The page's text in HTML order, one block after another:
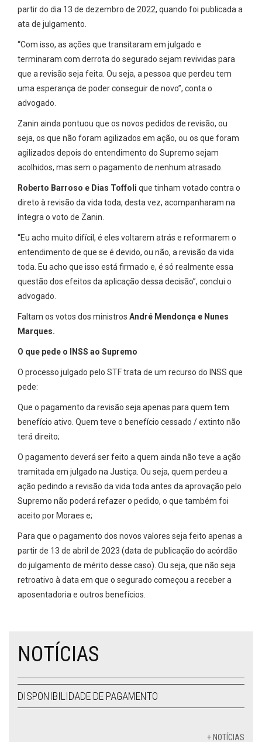
partir do dia 13 de dezembro de 2022, quando foi publicada a
ata de julgamento.
“Com isso, as ações que transitaram em julgado e
terminaram com derrota do segurado sejam revividas para
que a revisão seja feita. Ou seja, a pessoa que perdeu tem
uma esperança de poder conseguir de novo”, conta o
advogado.
Zanin ainda pontuou que os novos pedidos de revisão, ou
seja, os que não foram agilizados em ação, ou os que foram
agilizados depois do entendimento do Supremo sejam
acolhidos, mas sem o pagamento de nenhum atrasado.
Roberto Barroso e Dias Toffoli que tinham votado contra o
direto à revisão da vida toda, desta vez, acompanharam na
íntegra o voto de Zanin.
“Eu acho muito difícil, é eles voltarem atrás e reformarem o
entendimento de que se é devido, ou não, a revisão da vida
toda. Eu acho que isso está firmado e, é só realmente essa
questão dos efeitos da aplicação dessa decisão”, conclui o
advogado.
Faltam os votos dos ministros André Mendonça e Nunes
Marques.
O que pede o INSS ao Supremo
O processo julgado pelo STF trata de um recurso do INSS que
pede:
Que o pagamento da revisão seja apenas para quem tem
benefício ativo. Quem teve o benefício cessado / extinto não
terá direito;
O pagamento deverá ser feito a quem ainda não teve a ação
tramitada em julgado na Justiça. Ou seja, quem perdeu a
ação pedindo a revisão da vida toda antes da aprovação pelo
Supremo não poderá refazer o pedido, o que também foi
aceito por Moraes e;
Para que o pagamento dos novos valores seja feito apenas a
partir de 13 de abril de 2023 (data de publicação do acórdão
do julgamento de mérito desse caso). Ou seja, que não seja
retroativo à data em que o segurado começou a receber a
aposentadoria e outros benefícios.
NOTÍCIAS
DISPONIBILIDADE DE PAGAMENTO
+ NOTÍCIAS